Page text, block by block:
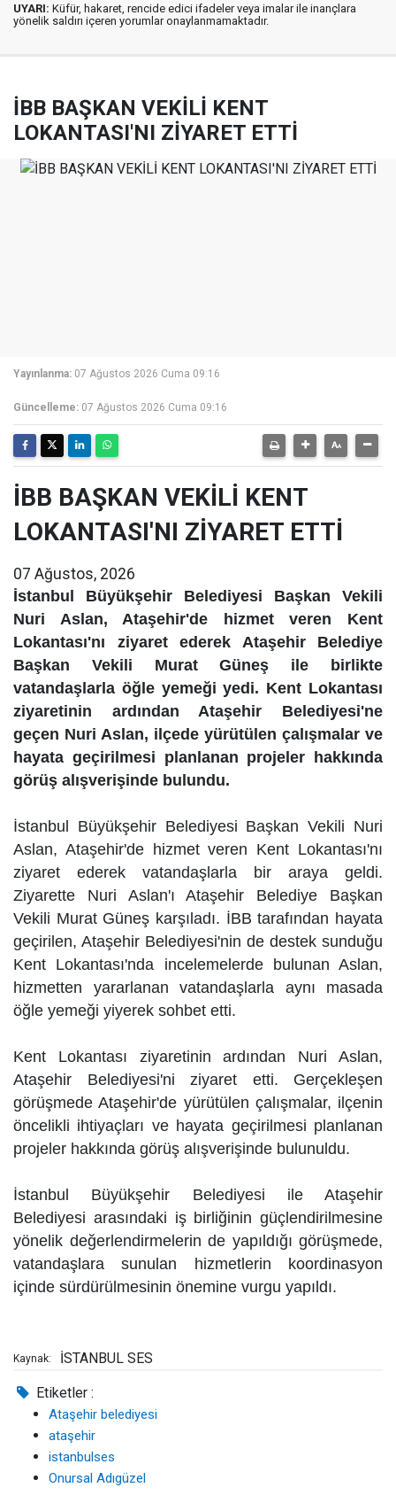
UYARI: Küfür, hakaret, rencide edici ifadeler veya imalar ile inançlara
yönelik saldırı içeren yorumlar onaylanmamaktadır.
İBB BAŞKAN VEKİLİ KENT
LOKANTASI'NI ZİYARET ETTİ
Yayınlanma: 07 Ağustos 2026 Cuma 09:16
Güncelleme: 07 Ağustos 2026 Cuma 09:16
İBB BAŞKAN VEKİLİ KENT
LOKANTASI'NI ZİYARET ETTİ
07 Ağustos, 2026
İstanbul Büyükşehir Belediyesi Başkan Vekili
Nuri Aslan, Ataşehir'de hizmet veren Kent
Lokantası'nı ziyaret ederek Ataşehir Belediye
Başkan Vekili Murat Güneş ile birlikte
vatandaşlarla öğle yemeği yedi. Kent Lokantası
ziyaretinin ardından Ataşehir Belediyesi'ne
geçen Nuri Aslan, ilçede yürütülen çalışmalar ve
hayata geçirilmesi planlanan projeler hakkında
görüş alışverişinde bulundu.
İstanbul Büyükşehir Belediyesi Başkan Vekili Nuri
Aslan, Ataşehir'de hizmet veren Kent Lokantası'nı
ziyaret ederek vatandaşlarla bir araya geldi.
Ziyarette Nuri Aslan'ı Ataşehir Belediye Başkan
Vekili Murat Güneş karşıladı. İBB tarafından hayata
geçirilen, Ataşehir Belediyesi'nin de destek sunduğu
Kent Lokantası'nda incelemelerde bulunan Aslan,
hizmetten yararlanan vatandaşlarla aynı masada
öğle yemeği yiyerek sohbet etti.
Kent Lokantası ziyaretinin ardından Nuri Aslan,
Ataşehir Belediyesi'ni ziyaret etti. Gerçekleşen
görüşmede Ataşehir'de yürütülen çalışmalar, ilçenin
öncelikli ihtiyaçları ve hayata geçirilmesi planlanan
projeler hakkında görüş alışverişinde bulunuldu.
İstanbul Büyükşehir Belediyesi ile Ataşehir
Belediyesi arasındaki iş birliğinin güçlendirilmesine
yönelik değerlendirmelerin de yapıldığı görüşmede,
vatandaşlara sunulan hizmetlerin koordinasyon
içinde sürdürülmesinin önemine vurgu yapıldı.
Kaynak: İSTANBUL SES
Etiketler :
Ataşehir belediyesi
ataşehir
istanbulses
Onursal Adıgüzel